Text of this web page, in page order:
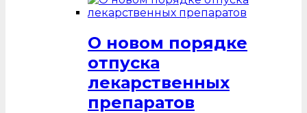
О новом порядке
отпуска
лекарственных
препаратов